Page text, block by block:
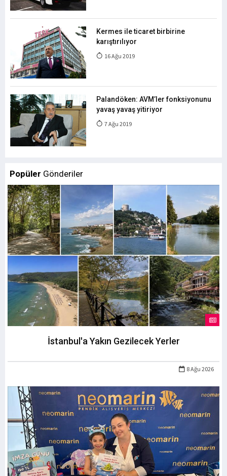
Kermes ile ticaret birbirine
karıştırılıyor
16 Ağu 2019
Palandöken: AVM’ler fonksiyonunu
yavaş yavaş yitiriyor
7 Ağu 2019
Popüler Gönderiler
İstanbul'a Yakın Gezilecek Yerler
8 Ağu 2026